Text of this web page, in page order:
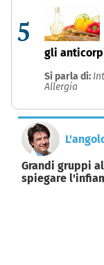
5
gli
Si parla di:
Allergia
Grandi gruppi
spiegare